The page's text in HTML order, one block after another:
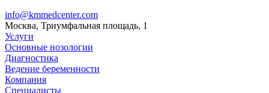
info@kmmedcenter.com
Москва, Триумфальная площадь, 1
Услуги
Основные нозологии
Диагностика
Ведение беременности
Компания
Специалисты